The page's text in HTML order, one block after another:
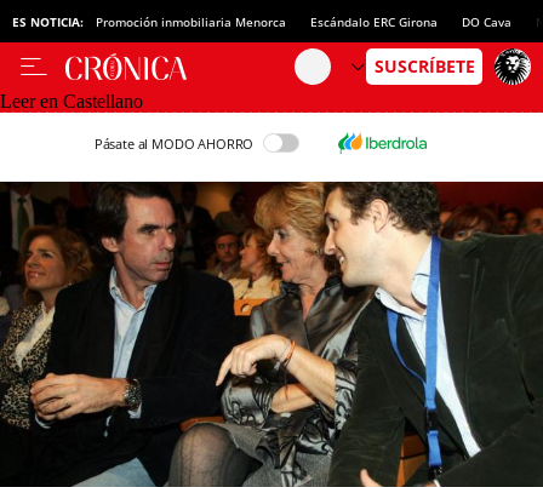
ES NOTICIA: Promoción inmobiliaria Menorca Escándalo ERC Girona DO Cava
Leer en Castellano
Pásate al MODO AHORRO